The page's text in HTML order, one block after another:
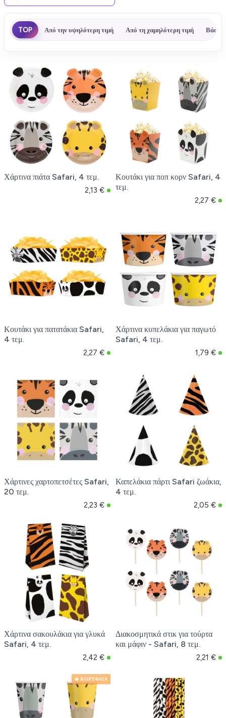
TOP Από την υψηλότερη τιμή Από τη χαμηλότερη τιμή Βάσει
Χάρτινα πιάτα Safari, 4 τεμ.
2,13 €
Κουτάκι για ποπ κορν Safari, 4
τεμ.
2,27 €
Κουτάκι για πατατάκια Safari,
4 τεμ.
2,27 €
Χάρτινα κυπελάκια για παγωτό
Safari, 4 τεμ.
1,79 €
Χάρτινες χαρτοπετσέτες Safari,
20 τεμ.
2,23 €
Καπελάκια πάρτι Safari ζωάκια,
4 τεμ.
2,05 €
Χάρτινα σακουλάκια για γλυκά
Safari, 4 τεμ.
2,42 €
Διακοσμητικά στικ για τούρτα
και μάφιν - Safari, 8 τεμ.
2,21 €
🔥 ΚΟΡΥΦΑΙΑ